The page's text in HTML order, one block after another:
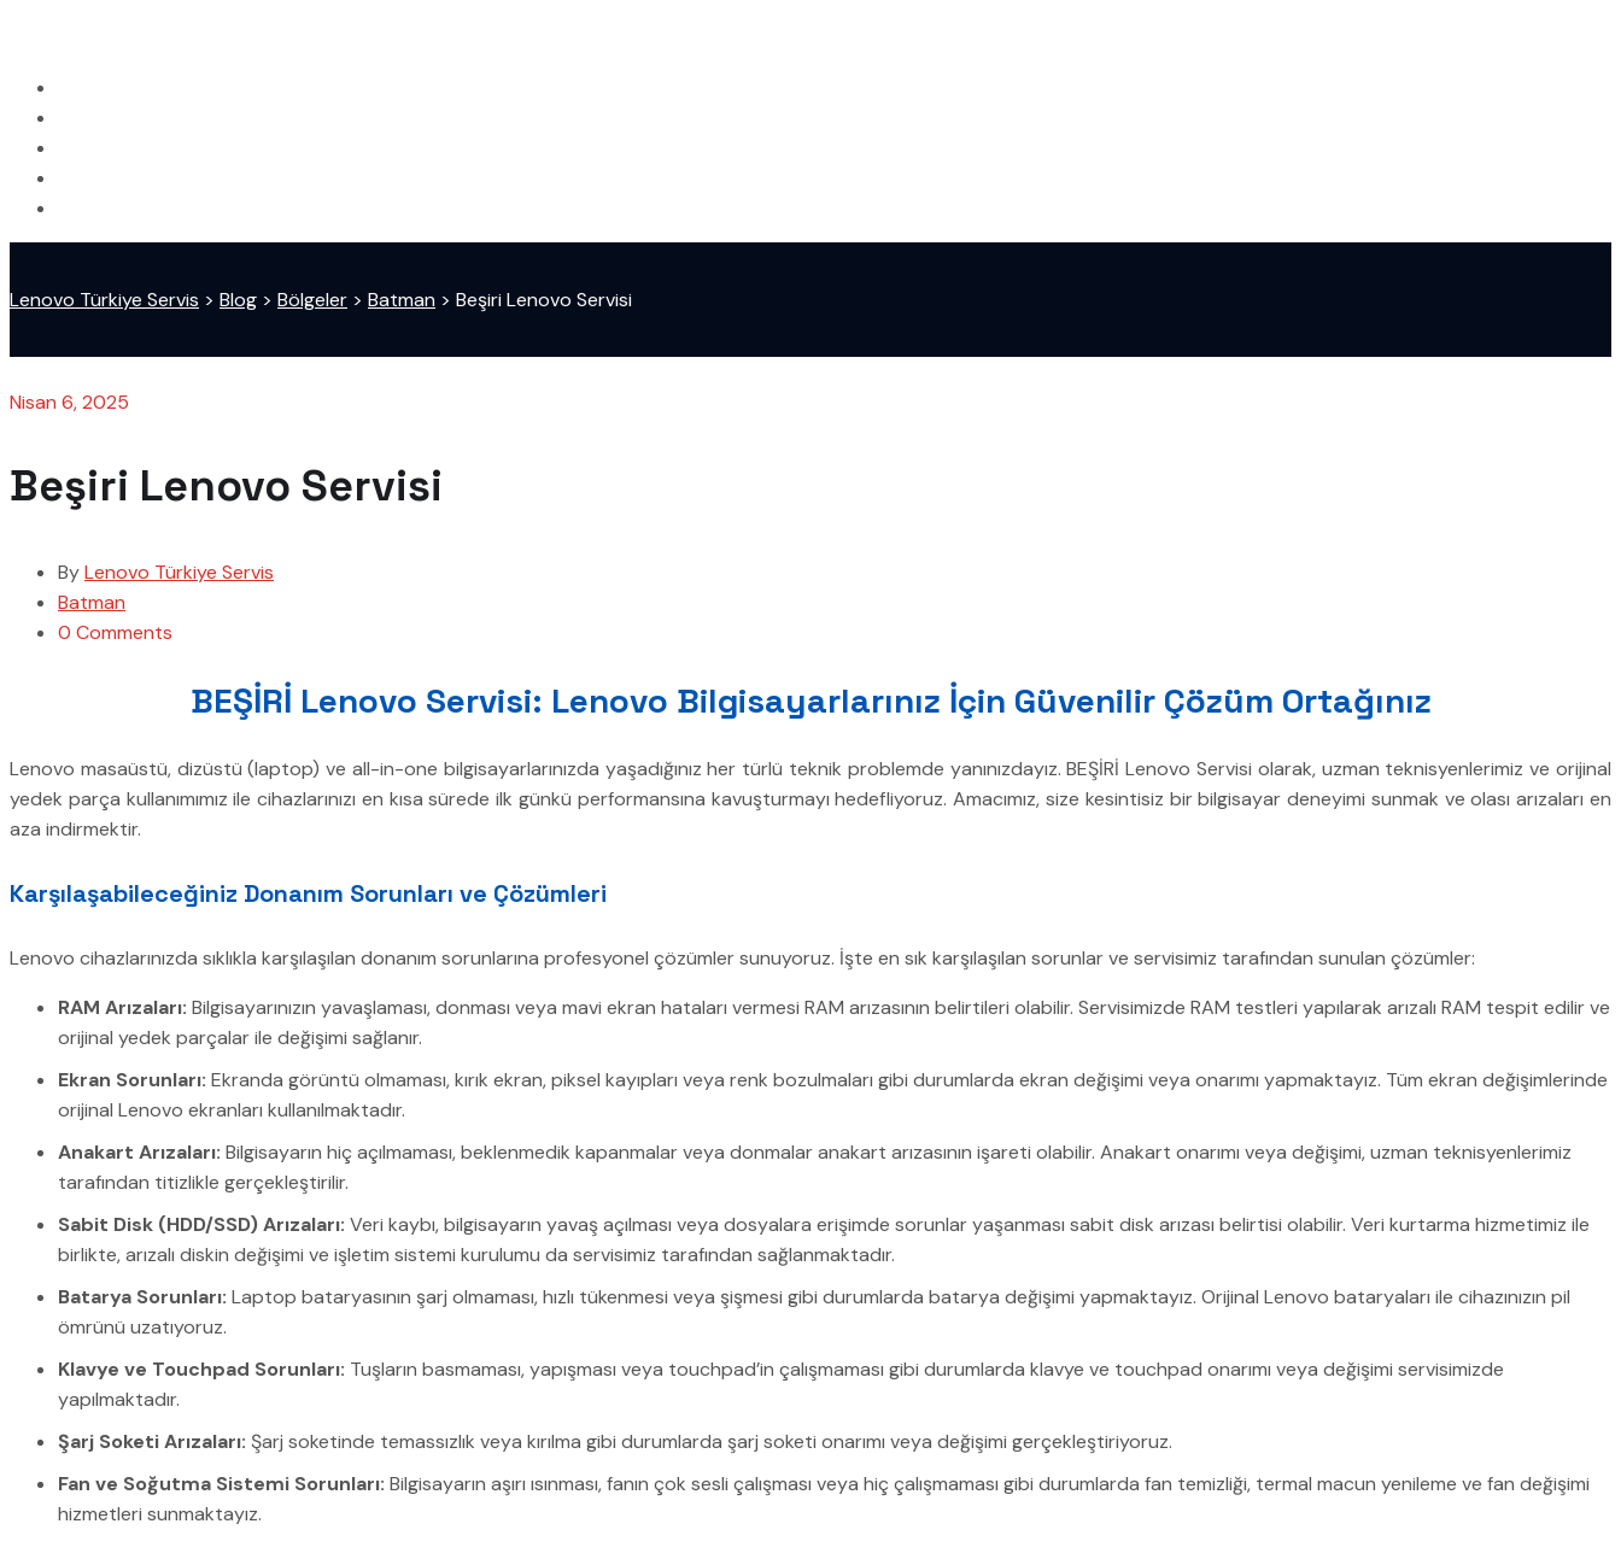
Lenovo Türkiye Servis > Blog > Bölgeler > Batman > Beşiri Lenovo Servisi
Nisan 6, 2025
Beşiri Lenovo Servisi
ByLenovo Türkiye Servis
Batman
0 Comments
BEŞİRİ Lenovo Servisi: Lenovo Bilgisayarlarınız İçin Güvenilir Çözüm Ortağınız
Lenovo masaüstü, dizüstü (laptop) ve all-in-one bilgisayarlarınızda yaşadığınız her türlü teknik problemde yanınızdayız. BEŞİRİ Lenovo Servisi olarak, uzman teknisyenlerimiz ve orijinal
yedek parça kullanımımız ile cihazlarınızı en kısa sürede ilk günkü performansına kavuşturmayı hedefliyoruz. Amacımız, size kesintisiz bir bilgisayar deneyimi sunmak ve olası arızaları en
aza indirmektir.
Karşılaşabileceğiniz Donanım Sorunları ve Çözümleri
Lenovo cihazlarınızda sıklıkla karşılaşılan donanım sorunlarına profesyonel çözümler sunuyoruz. İşte en sık karşılaşılan sorunlar ve servisimiz tarafından sunulan çözümler:
RAM Arızaları: Bilgisayarınızın yavaşlaması, donması veya mavi ekran hataları vermesi RAM arızasının belirtileri olabilir. Servisimizde RAM testleri yapılarak arızalı RAM tespit edilir ve
orijinal yedek parçalar ile değişimi sağlanır.
Ekran Sorunları: Ekranda görüntü olmaması, kırık ekran, piksel kayıpları veya renk bozulmaları gibi durumlarda ekran değişimi veya onarımı yapmaktayız. Tüm ekran değişimlerinde
orijinal Lenovo ekranları kullanılmaktadır.
Anakart Arızaları: Bilgisayarın hiç açılmaması, beklenmedik kapanmalar veya donmalar anakart arızasının işareti olabilir. Anakart onarımı veya değişimi, uzman teknisyenlerimiz
tarafından titizlikle gerçekleştirilir.
Sabit Disk (HDD/SSD) Arızaları: Veri kaybı, bilgisayarın yavaş açılması veya dosyalara erişimde sorunlar yaşanması sabit disk arızası belirtisi olabilir. Veri kurtarma hizmetimiz ile
birlikte, arızalı diskin değişimi ve işletim sistemi kurulumu da servisimiz tarafından sağlanmaktadır.
Batarya Sorunları: Laptop bataryasının şarj olmaması, hızlı tükenmesi veya şişmesi gibi durumlarda batarya değişimi yapmaktayız. Orijinal Lenovo bataryaları ile cihazınızın pil
ömrünü uzatıyoruz.
Klavye ve Touchpad Sorunları: Tuşların basmaması, yapışması veya touchpad’in çalışmaması gibi durumlarda klavye ve touchpad onarımı veya değişimi servisimizde
yapılmaktadır.
Şarj Soketi Arızaları: Şarj soketinde temassızlık veya kırılma gibi durumlarda şarj soketi onarımı veya değişimi gerçekleştiriyoruz.
Fan ve Soğutma Sistemi Sorunları: Bilgisayarın aşırı ısınması, fanın çok sesli çalışması veya hiç çalışmaması gibi durumlarda fan temizliği, termal macun yenileme ve fan değişimi
hizmetleri sunmaktayız.